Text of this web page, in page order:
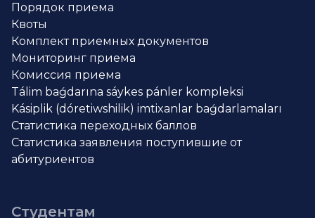
Порядок приема
Квоты
Комплект приемных документов
Мониторинг приема
Комиссия приема
Tálim baǵdarına sáykes pánler kompleksi
Kásiplik (dóretiwshilik) imtixanlar baǵdarlamaları
Статистика переходных баллов
Статистика заявления поступившие от
абитуриентов
Студентам